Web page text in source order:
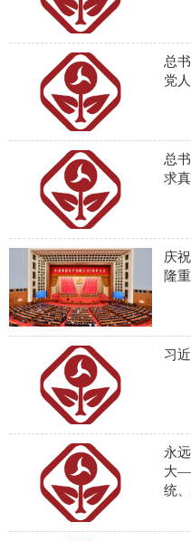
总
党
总
求
庆
隆
习
永
大
统